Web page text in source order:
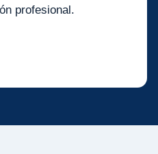
profesional.